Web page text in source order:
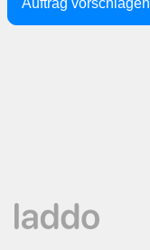
Auftrag vorschlagen